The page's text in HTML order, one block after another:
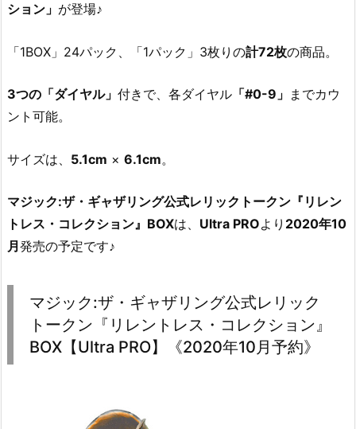
ション」 が登場♪
「1BOX」24パック、「1パック」3枚りの計72枚の商品。
3つの「ダイヤル」 付きで、各ダイヤル 「#0-9」 までカウ
ント可能。
サイズは、 5.1cm × 6.1cm。
マジック:ザ・ギャザリング公式レリックトークン『リレン
トレス・コレクション』BOXは、 Ultra PROより 2020年10
月 発売の予定です♪
マジック:ザ・ギャザリング公式レリック
トークン『リレントレス・コレクション』
BOX【Ultra PRO】《2020年10月予約》